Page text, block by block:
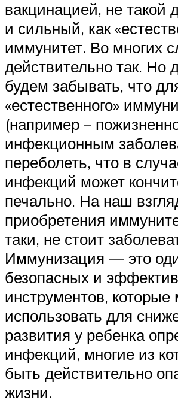
вакцинацией, не такой
и сильный, как
иммунитет. Во многих
действительно так. Но
будем забывать, что
«естественного»
(например –
инфекционным
переболеть, что в
инфекций может
печально. На наш
приобретения
таки, не стоит
Иммунизация — это
безопасных и
инструментов,
использовать для
развития у ребенка
инфекций, многие из
быть действительно
жизни.